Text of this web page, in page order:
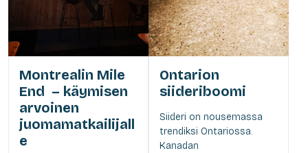
Montrealin Mile
End – käymisen
arvoinen
juomamatkailijall
e
Ontarion
siideriboomi
Siideri on nousemassa
trendiksi Ontariossa.
Kanadan